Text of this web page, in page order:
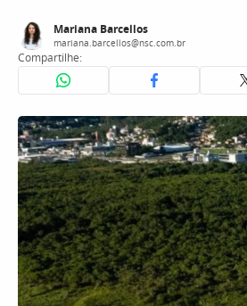
Mariana Barcellos
mariana.barcellos@nsc.com.br
Compartilhe: